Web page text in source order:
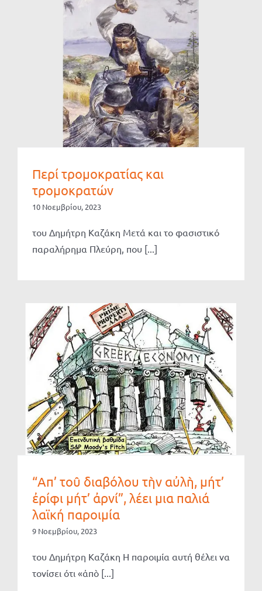
Περί τρομοκρατίας και
τρομοκρατών
10 Νοεμβρίου, 2023
του Δημήτρη Καζάκη Μετά και το φασιστικό
παραλήρημα Πλεύρη, που [...]
“Απ’ τοῦ διαβόλου τὴν αὐλὴ, μήτ’
ἐρίφι μήτ’ ἀρνί”, λέει μια παλιά
λαϊκή παροιμία
9 Νοεμβρίου, 2023
του Δημήτρη Καζάκη Η παροιμία αυτή θέλει να
τονίσει ότι «ἀπὸ [...]